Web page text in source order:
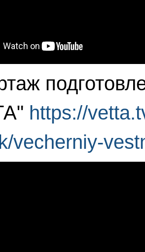
https://
vecherniy-